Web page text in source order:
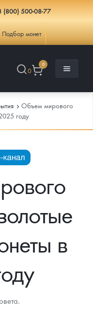
(800) 500-08-77
Подбор монет
0
0
серебра, платины на
Объем мирового
году
в